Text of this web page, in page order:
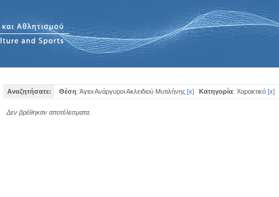
Αναζητήσατε: Θέση: Άγιοι Ανάργυροι Ακλειδιού Μυτιλήνης [x] Κατηγορία: Χαρακτικό [x]
Δεν βρέθηκαν αποτέλεσματα.